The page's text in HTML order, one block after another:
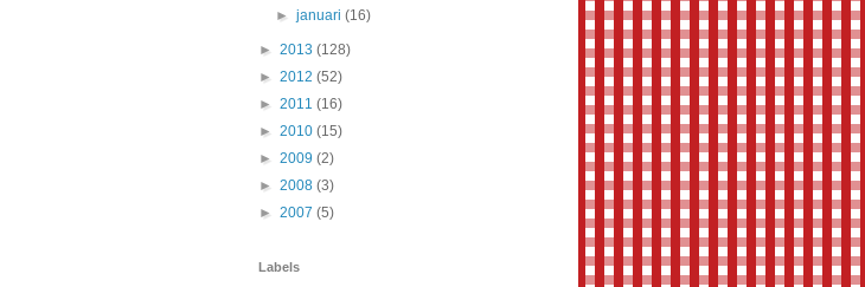
►januari(16)
► 2013 (128)
► 2012 (52)
► 2011 (16)
► 2010 (15)
► 2009 (2)
► 2008 (3)
► 2007 (5)
Labels